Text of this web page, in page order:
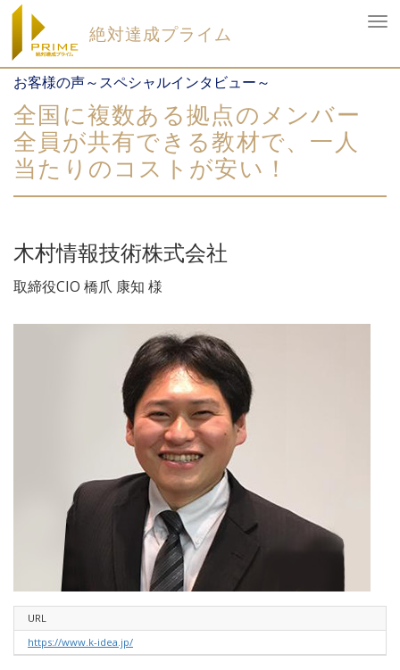
Skip
content
絶対達成プライム
お客様の声～スペシャルインタビュー～
全国に複数ある拠点のメンバー
全員が共有できる教材で、一人
当たりのコストが安い！
木村情報技術株式会社
取締役CIO 橋爪 康知 様
URL
https://www.k-idea.jp/